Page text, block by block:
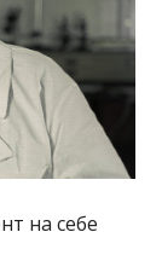
на себе